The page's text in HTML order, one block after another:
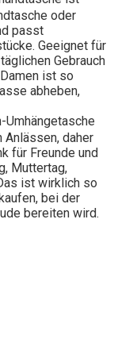
oder
passt
Geeignet für
Gebrauch
ist so
abheben,
Umhängetasche
Anlässen, daher
für Freunde und
Muttertag,
ist wirklich so
bei der
bereiten wird.